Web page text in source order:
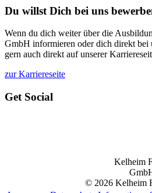
Du willst Dich bei uns
Wenn du dich weiter über die
GmbH informieren oder dich direkt bei
gern auch direkt auf unserer
zur Karriereseite
Get Social
Kelheim
© 2026 Kelheim